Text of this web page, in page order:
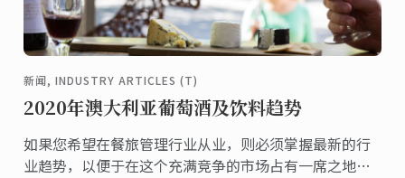
新闻, INDUSTRY ARTICLES (T)
2020年澳大利亚葡萄酒及饮料趋势
如果您希望在餐旅管理行业从业，则必须掌握最新的行
业趋势，以便于在这个充满竞争的市场占有一席之地。